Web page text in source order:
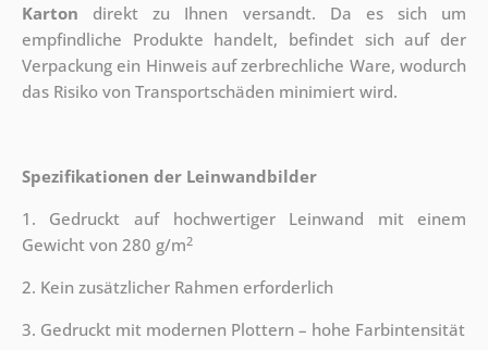
Karton direkt zu Ihnen versandt. Da es sich um
empfindliche Produkte handelt, befindet sich auf der
Verpackung ein Hinweis auf zerbrechliche Ware, wodurch
das Risiko von Transportschäden minimiert wird.
Spezifikationen der Leinwandbilder
1. Gedruckt auf hochwertiger Leinwand mit einem
Gewicht von 280 g/m2
2. Kein zusätzlicher Rahmen erforderlich
3. Gedruckt mit modernen Plottern – hohe Farbintensität